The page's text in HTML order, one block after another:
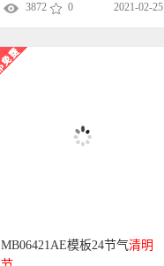
3872 0 2021-02-25
MB06421AE模板24节气清明